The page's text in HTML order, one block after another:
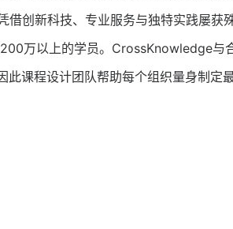
创新科技、专业服务与独特实践屡获殊
万以上的学员。CrossKnowledge与
课程设计团队帮助每个组织量身制定